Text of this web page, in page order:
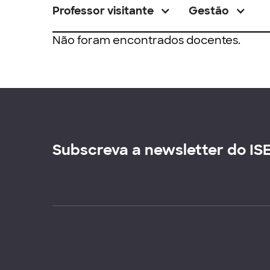
Professor visitante Gestão
Não foram encontrados docentes.
Subscreva a newsletter do